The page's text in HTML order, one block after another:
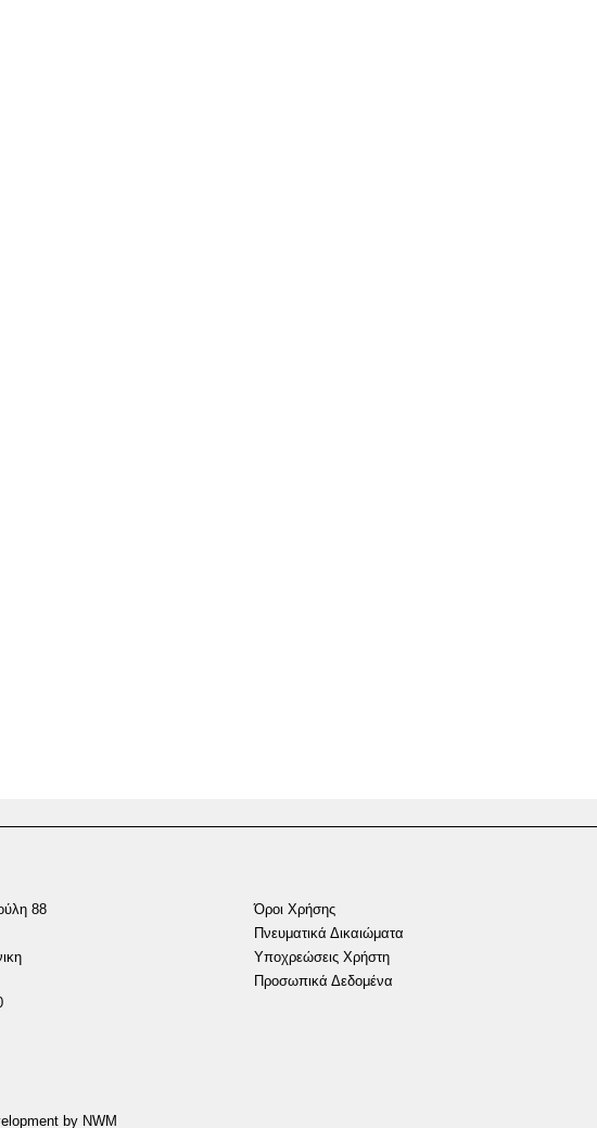
88
Όροι Χρήσης
Πνευματικά Δικαιώματα
Υποχρεώσεις Χρήστη
Προσωπικά Δεδομένα
by NWM